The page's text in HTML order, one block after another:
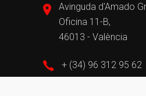
Avinguda d'Amado
Oficina 11-B,
46013 - València
+ (34) 96 312 95 62